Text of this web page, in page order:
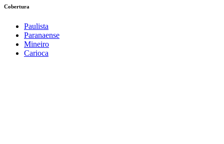
Cobertura
Paulista
Paranaense
Mineiro
Carioca